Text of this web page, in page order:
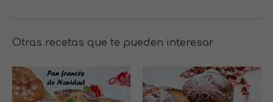
Otras recetas que te pueden interesar